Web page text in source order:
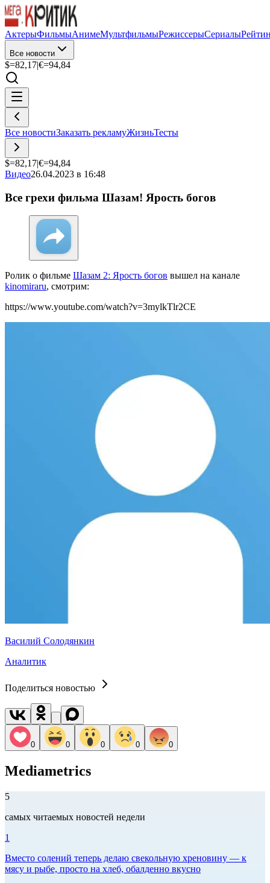
АктерыФильмыАнимеМультфильмыРежиссерыСериалы
Все новости
$=82,17|€=94,84
Все новостиЗаказать рекламуЖизньТесты
$=82,17|€=94,84
Видео26.04.2023 в 16:48
Все грехи фильма Шазам! Ярость богов
Ролик о фильме Шазам 2: Ярость богов вышел на канале
kinomiraru, смотрим:
https://www.youtube.com/watch?v=3mylkTlr2CE
Василий Солодянкин
Аналитик
Поделиться новостью
0 0 0 0 0
Mediametrics
5
самых читаемых новостей недели
1
Вместо солений теперь делаю свекольную хреновину — к
мясу и рыбе, просто на хлеб, обалденно вкусно